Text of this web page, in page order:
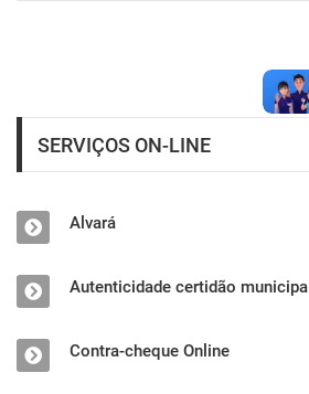
SERVIÇOS ON-LINE
Alvará
Autenticidade certidão municipal
Contra-cheque Online